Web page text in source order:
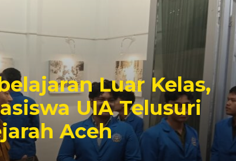
Luar Kelas,
UIA Telusuri
Aceh